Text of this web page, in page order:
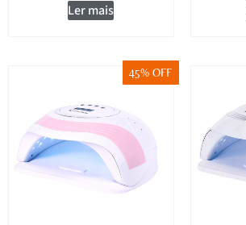
Ler mais
45% OFF